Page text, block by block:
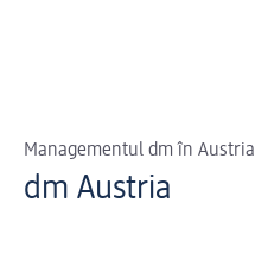
Managementul dm în Austria
dm Austria